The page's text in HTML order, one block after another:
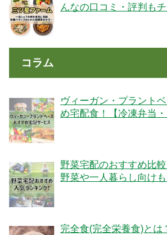
んなの口コミ・評判もチ
コラム
ヴィーガン・プラント
め宅配食！【冷凍弁当
野菜宅配のおすすめ比
野菜や一人暮らし向けも
完全食(完全栄養食)とは